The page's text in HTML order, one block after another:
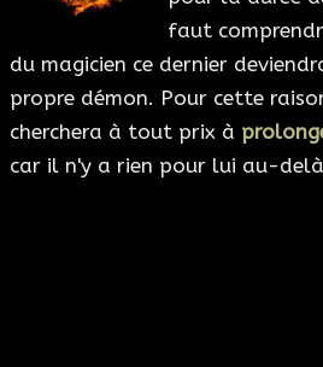
faut
du magicien ce dernier
propre démon. Pour cette
cherchera à tout prix à
car il n'y a rien pour lui au-